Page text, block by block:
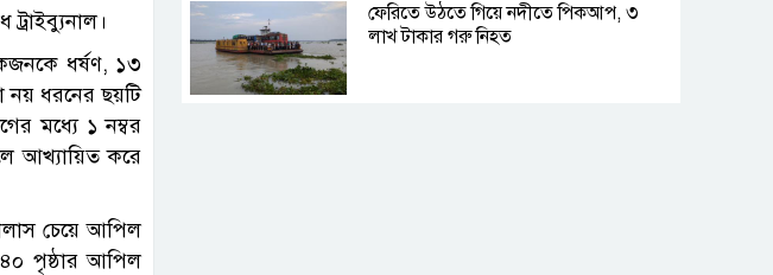
ধর্ষণ, ১৩
ধরনের ছয়টি
মধ্যে ১ নম্বর
আখ্যায়িত করে
চেয়ে আপিল
পৃষ্ঠার আপিল
ফেরিতে উঠতে গিয়ে নদীতে পিকআপ, ৩
লাখ টাকার গরু নিহত